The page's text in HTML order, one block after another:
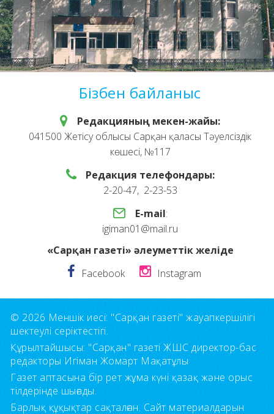
Бізбен байланыс
Редакцияның мекен-жайы:
041500 Жетісу облысы Сарқан қаласы Тәуелсіздік
көшесі, №117
Редакция телефондары:
2-20-47, 2-23-53
E-mail:
igiman01@mail.ru
«Сарқан газеті» әлеуметтік желіде
Facebook
Instagram
© 2026 Меншік иесі: "Сарқан газеті" жауапкершілігі
шектеулі серіктестігі.
Құрылтайшысы: "Сарқан" газеті ЖШС директор-бас
редакторы Игіман Жомарт Мақатұлы
Газет аптасына бір рет жұма күні қазақ және орыс
тілдерінде шығады.
Барлық құқықтар сақталған. Сайт материалдарын